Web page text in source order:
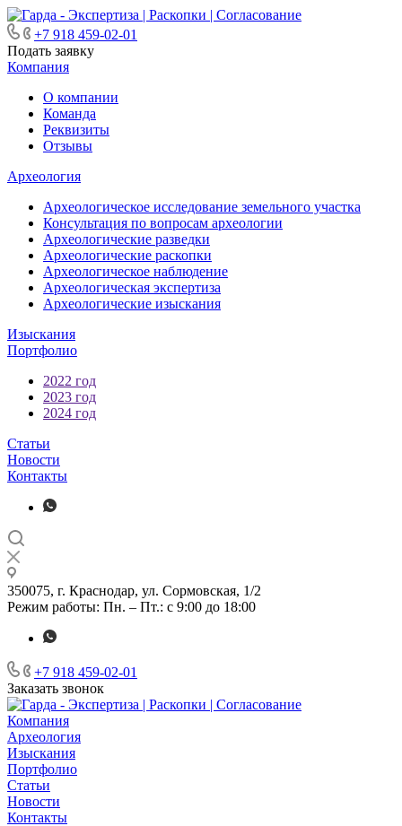
+7 918 459-02-01
Подать заявку
Компания
О компании
Команда
Реквизиты
Отзывы
Археология
Археологическое исследование земельного участка
Консультация по вопросам археологии
Археологические разведки
Археологические раскопки
Археологическое наблюдение
Археологическая экспертиза
Археологические изыскания
Изыскания
Портфолио
2022 год
2023 год
2024 год
Статьи
Новости
Контакты
350075, г. Краснодар, ул. Сормовская, 1/2
Режим работы: Пн. – Пт.: с 9:00 до 18:00
+7 918 459-02-01
Заказать звонок
Компания
Археология
Изыскания
Портфолио
Статьи
Новости
Контакты